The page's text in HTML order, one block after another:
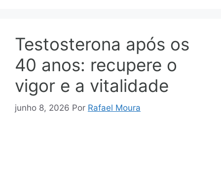
Testosterona após os
40 anos: recupere o
vigor e a vitalidade
junho 8, 2026 Por Rafael Moura